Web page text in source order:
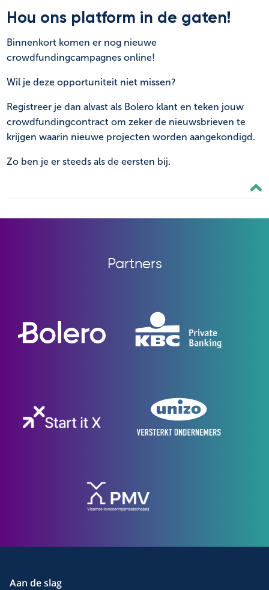
Hou ons platform in de gaten!
Binnenkort komen er nog nieuwe
crowdfundingcampagnes online!
Wil je deze opportuniteit niet missen?
Registreer je dan alvast als Bolero klant en teken jouw
crowdfundingcontract om zeker de nieuwsbrieven te
krijgen waarin nieuwe projecten worden aangekondigd.
Zo ben je er steeds als de eersten bij.
Partners
Aan de slag